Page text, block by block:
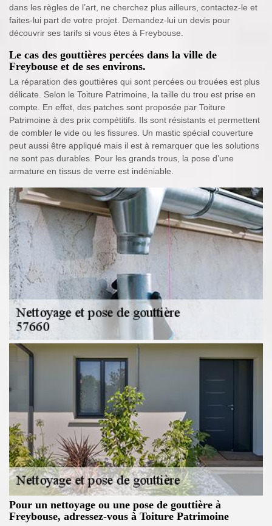
dans les règles de l’art, ne cherchez plus ailleurs, contactez-le et
faites-lui part de votre projet. Demandez-lui un devis pour
découvrir ses tarifs si vous êtes à Freybouse.
Le cas des gouttières percées dans la ville de
Freybouse et de ses environs.
La réparation des gouttières qui sont percées ou trouées est plus
délicate. Selon le Toiture Patrimoine, la taille du trou est prise en
compte. En effet, des patches sont proposée par Toiture
Patrimoine à des prix compétitifs. Ils sont résistants et permettent
de combler le vide ou les fissures. Un mastic spécial couverture
peut aussi être appliqué mais il est à remarquer que les solutions
ne sont pas durables. Pour les grands trous, la pose d’une
armature en tissus de verre est indéniable.
Pour un nettoyage ou une pose de gouttière à
Freybouse, adressez-vous à Toiture Patrimoine